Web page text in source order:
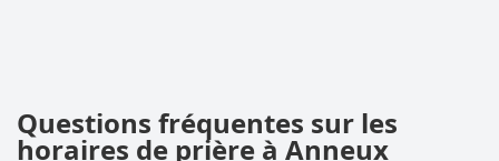
Questions fréquentes sur les
horaires de prière à Anneux